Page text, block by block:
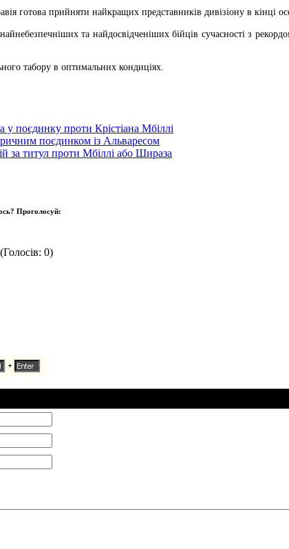
готова прийняти найкращих представників дивізіону в кінці
та найдосвідченіших бійців сучасності з
табору в оптимальних кондиціях.
поєдинку проти Крістіана Мбіллі
поєдинком із Альваресом
за титул проти Мбіллі або Шираза
Проголосуй:
(Голосів: 0)